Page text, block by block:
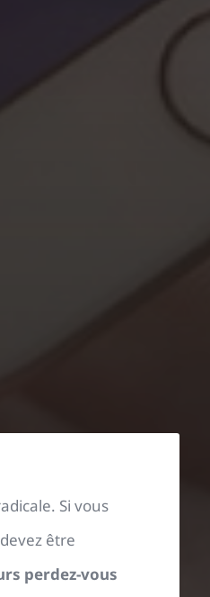
Si vous
être
perdez-vous